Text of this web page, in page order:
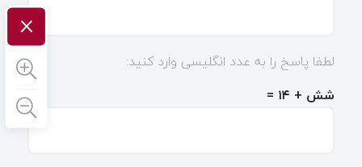
لطفا پاسخ را به عدد انگلیسی وارد کنید:
شش + ۱۴ =
×